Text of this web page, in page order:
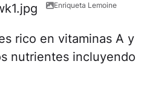
Enriqueta Lemoine
rico en vitaminas A y
nutrientes incluyendo